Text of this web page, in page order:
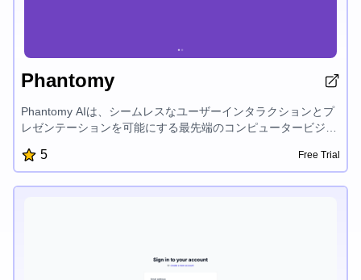
Phantomy
Phantomy AIは、シームレスなユーザーインタラクションとプ
レゼンテーションを可能にする最先端のコンピュータービジョ
識を活用し、追加のハードウェアを必要とせずにデバイスの操
作、カーソル制御、スライド管理を簡単に行えるようにしま
5 Free Trial